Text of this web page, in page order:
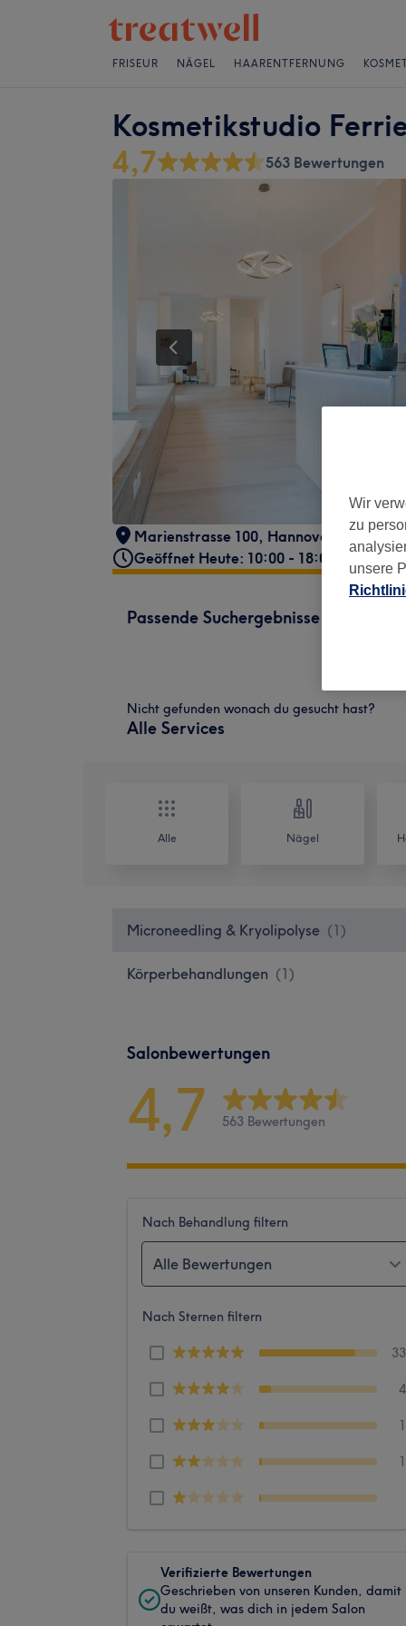
FRISEUR NÄGEL HAARENTFERNUNG
Kosmetikstudio
4,7 563 Bewertungen
Marienstrasse 100, Hannover
30171
Geöffnet Heute: 10:00 - 18:00
Passende Suchergebnisse
Nicht gefunden wonach du gesucht hast?
Alle Services
Alle Nägel
Microneedling & Kryolipolyse (1 )
Körperbehandlungen (1)
Salonbewertungen
4,7 563 Bewertungen
Nach Behandlung filtern
Alle Bewertungen
Nach Sternen filtern
Verifizierte Bewertungen
Geschrieben von unseren Kunden, damit
du weißt, was dich in jedem Salon
Wir
zu
unsere